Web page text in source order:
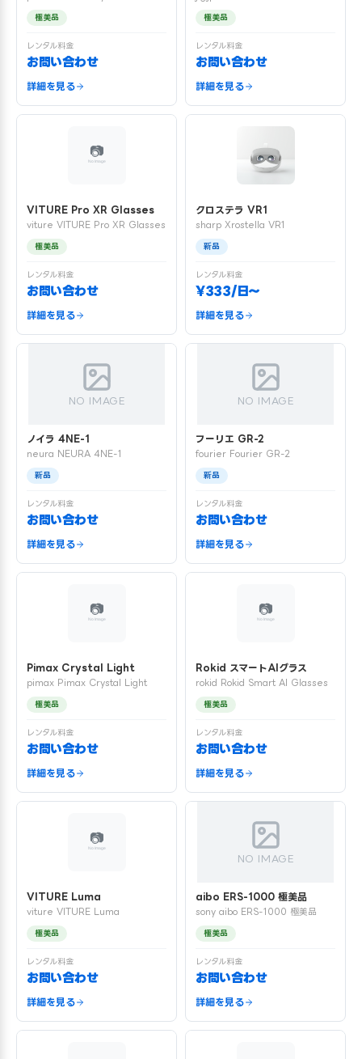
極美品
レンタル料金
お問い合わせ
詳細を見る
極美品
レンタル料金
お問い合わせ
詳細を見る
VITURE Pro XR Glasses
viture VITURE Pro XR Glasses
極美品
レンタル料金
お問い合わせ
詳細を見る
クロステラ VR1
sharp Xrostella VR1
新品
レンタル料金
¥333/日〜
詳細を見る
NO IMAGE
ノイラ 4NE-1
neura NEURA 4NE-1
新品
レンタル料金
お問い合わせ
詳細を見る
NO IMAGE
フーリエ GR-2
fourier Fourier GR-2
新品
レンタル料金
お問い合わせ
詳細を見る
Pimax Crystal Light
pimax Pimax Crystal Light
極美品
レンタル料金
お問い合わせ
詳細を見る
Rokid スマートAIグラス
rokid Rokid Smart AI Glasses
極美品
レンタル料金
お問い合わせ
詳細を見る
VITURE Luma
viture VITURE Luma
極美品
レンタル料金
お問い合わせ
詳細を見る
NO IMAGE
aibo ERS-1000 極美品
sony aibo ERS-1000 極美品
極美品
レンタル料金
お問い合わせ
詳細を見る